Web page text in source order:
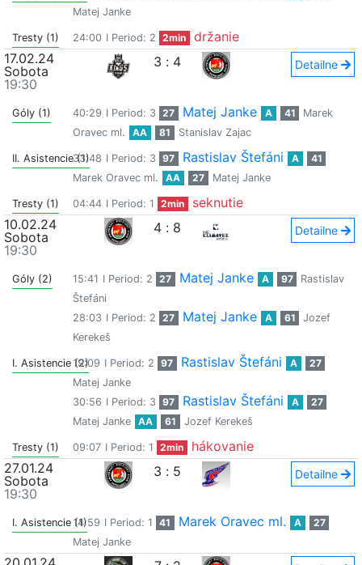
Matej Janke
Tresty (1) 24:00 I Period: 2 2min
držanie
17.02.24
Sobota
19:30
3 : 4 Detailne
Góly (1) 40:29 I Period: 3 27 Matej Janke A 41
Marek
Oravec ml.
AA 81 Stanislav Zajac
II. Asistencie (1)
33:48 I Period: 3 97 Rastislav Štefáni A
41
Marek Oravec ml.
AA 27 Matej Janke
Tresty (1) 04:44 I Period: 1 2min
seknutie
10.02.24
Sobota
19:30
4 : 8 Detailne
Góly (2) 15:41 I Period: 2 27 Matej Janke A 97
Rastislav
Štefáni
28:03 I Period: 2 27 Matej Janke A 61
Jozef
Kerekeš
I. Asistencie (2)
19:09 I Period: 2 97 Rastislav Štefáni A
27
Matej Janke
30:56 I Period: 3 97 Rastislav Štefáni A
27
Matej Janke
AA 61 Jozef Kerekeš
Tresty (1) 09:07 I Period: 1 2min
hákovanie
27.01.24
Sobota
19:30
3 : 5 Detailne
I. Asistencie (1)14:59 I Period: 1 41 Marek Oravec ml. A
27
Matej Janke